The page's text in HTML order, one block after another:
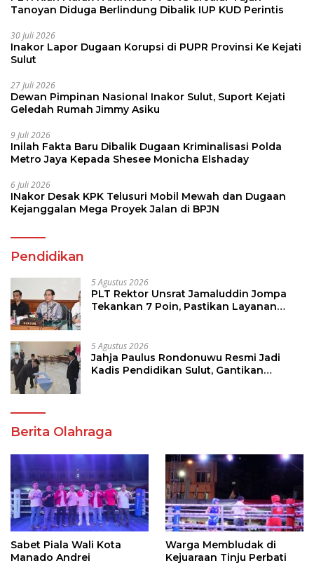
Tanoyan Diduga Berlindung Dibalik IUP KUD Perintis
30 Juli 2026
Inakor Lapor Dugaan Korupsi di PUPR Provinsi Ke Kejati
Sulut
27 Juli 2026
Dewan Pimpinan Nasional Inakor Sulut, Suport Kejati
Geledah Rumah Jimmy Asiku
9 Juli 2026
Inilah Fakta Baru Dibalik Dugaan Kriminalisasi Polda
Metro Jaya Kepada Shesee Monicha Elshaday
6 Juli 2026
INakor Desak KPK Telusuri Mobil Mewah dan Dugaan
Kejanggalan Mega Proyek Jalan di BPJN
Pendidikan
5 Agustus 2026
PLT Rektor Unsrat Jamaluddin Jompa
Tekankan 7 Poin, Pastikan Layanan
5 Agustus 2026
Jahja Paulus Rondonuwu Resmi Jadi
Kadis Pendidikan Sulut, Gantikan
Berita Olahraga
Sabet Piala Wali Kota
Manado Andrei
Warga Membludak di
Kejuaraan Tinju Perbati